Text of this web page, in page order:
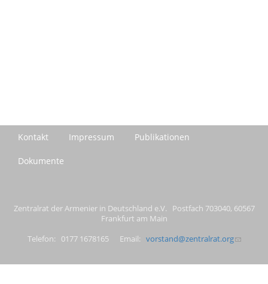
Kontakt Impressum Publikationen
Dokumente
Zentralrat der Armenier in Deutschland e.V. Postfach 703040, 60567
Frankfurt am Main
Telefon: 0177 1678165 Email: vorstand@zentralrat.org